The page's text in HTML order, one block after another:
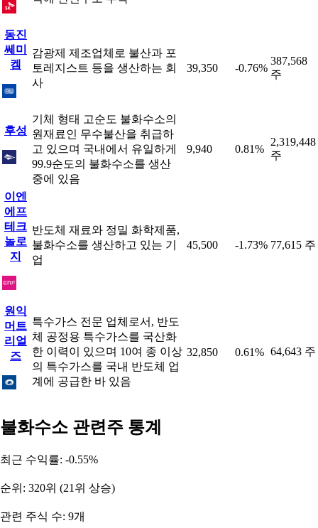
동진
쎄미
켐
감광제 제조업체로 불산과 포
토레지스트 등을 생산하는 회
사
39,350 -0.76%
387,568
주
후성
기체 형태 고순도 불화수소의
원재료인 무수불산을 취급하
고 있으며 국내에서 유일하게
99.9순도의 불화수소를 생산
중에 있음
9,940 0.81%
2,319,448
주
이엔
에프
테크
놀로
지
반도체 재료와 정밀 화학제품,
불화수소를 생산하고 있는 기
업
45,500 -1.73% 77,615 주
원익
머트
리얼
즈
특수가스 전문 업체로서, 반도
체 공정용 특수가스를 국산화
한 이력이 있으며 10여 종 이상
의 특수가스를 국내 반도체 업
계에 공급한 바 있음
32,850 0.61% 64,643 주
불화수소 관련주 통계
최근 수익률: -0.55%
순위: 320위 (21위 상승)
관련 주식 수: 9개